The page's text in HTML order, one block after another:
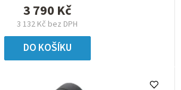
3 132 Kč bez DPH
3 790 Kč
DO KOŠÍKU